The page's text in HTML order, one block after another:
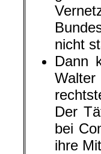
nicht
Dann
Der
bei
ihre